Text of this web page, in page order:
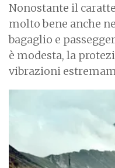
Nonostante il
molto bene anche
bagaglio e
è modesta, la
vibrazioni
g
e